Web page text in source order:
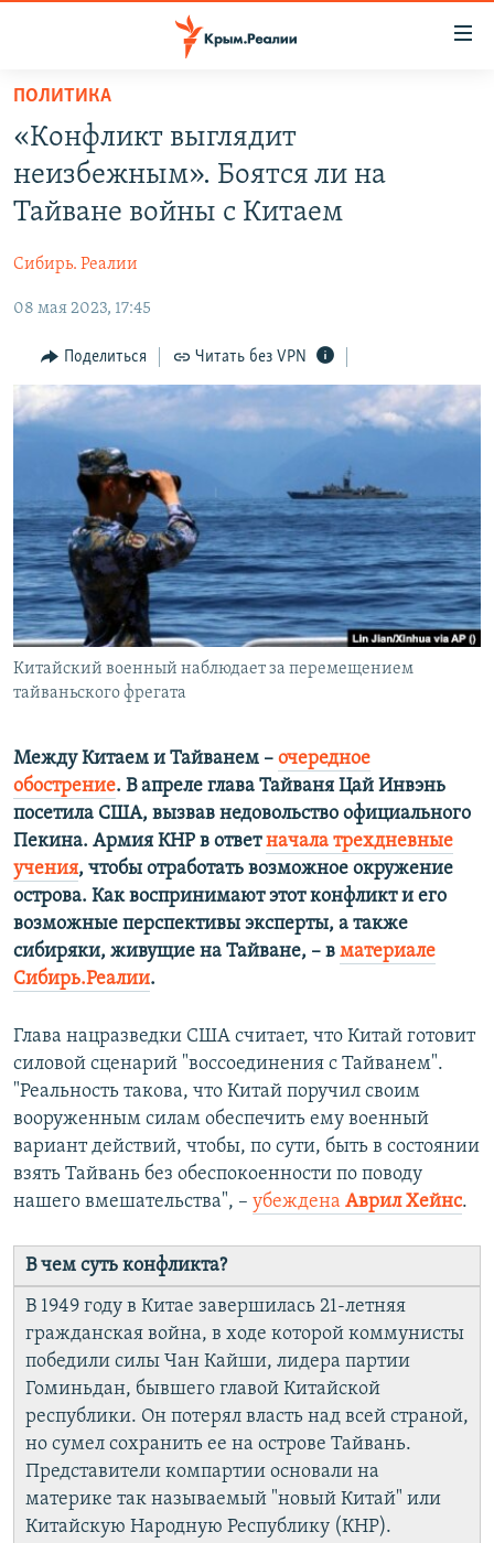
Вернуться
основному
содержанию
Вернутся
главной
навигации
Вернутся
поиску
НОВОСТИ
СПЕЦПРОЕКТЫ
ГРУЗ 200
11 ЛЕТ ОККУПАЦИИ КРЫМА. 11 ИСТОРИЙ СОПРОТИВЛЕНИЯ
ВОДА
ЕЩЕ
ИНТЕРАКТИВ
ИНФОГРАФИКА
ТЕЛЕПРОЕКТ КРЫМ.РЕАЛИИ
СОВЕТЫ ПРАВОЗАЩИТНИКОВ
ПРОПАВШИЕ БЕЗ ВЕСТИ
ПОБЕДИТЕЛЕЙ НЕ СУДЯТ?
КРЫМ.НЕПОКОРЕННЫЙ
ELIFBE
УКРАИНСКАЯ ПРОБЛЕМА КРЫМА
РАДІО СВОБОДА
КАК ОБОЙТИ БЛОКИРОВКУ
Українською
Qırımtatar
ПРИСОЕДИНЯЙТЕСЬ!
Все сайты RFE/RL
ПОЛИТИКА
«Конфликт выглядит
неизбежным». Боятся ли на
Тайване войны с Китаем
Сибирь. Реалии
08 мая 2023, 17:45
Поделиться Читать без VPN
Китайский военный наблюдает за перемещением
тайваньского фрегата
Между Китаем и Тайванем –​ очередное
обострение. В апреле глава Тайваня Цай Инвэнь
посетила США, вызвав недовольство официального
Пекина. Армия КНР в ответначала трехдневные
учения, чтобы отработать возможное окружение
острова. Как воспринимают этот конфликт и его
возможные перспективы эксперты, а также
сибиряки, живущие на Тайване, – в материале
Сибирь.Реалии.
Глава нацразведки США считает, что Китай готовит
силовой сценарий "воссоединения с Тайванем".
"Реальность такова, что Китай поручил своим
вооруженным силам обеспечить ему военный
вариант действий, чтобы, по сути, быть в состоянии
взять Тайвань без обеспокоенности по поводу
нашего вмешательства", – убеждена Аврил Хейнс.
В чем суть конфликта?
В 1949 году в Китае завершилась 21-летняя
гражданская война, в ходе которой коммунисты
победили силы Чан Кайши, лидера партии
Гоминьдан, бывшего главой Китайской
республики. Он потерял власть над всей страной,
но сумел сохранить ее на острове Тайвань.
Представители компартии основали на
материке так называемый "новый Китай" или
Китайскую Народную Республику (КНР).